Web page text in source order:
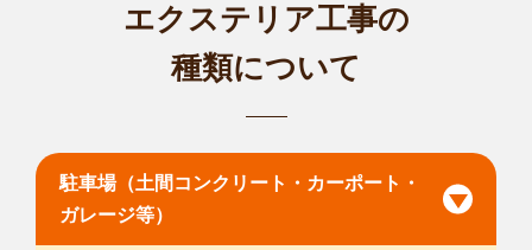
エクステリア工事の
種類について
駐車場（土間コンクリート・カーポート・
ガレージ等）